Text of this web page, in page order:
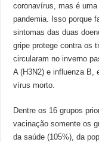
coronavírus, mas é
pandemia. Isso porque
sintomas das duas
gripe protege contra os
circularam no inverno
A (H3N2) e influenza B,
vírus morto.
Dentre os 16 grupos
vacinação somente os
da saúde (105%), da